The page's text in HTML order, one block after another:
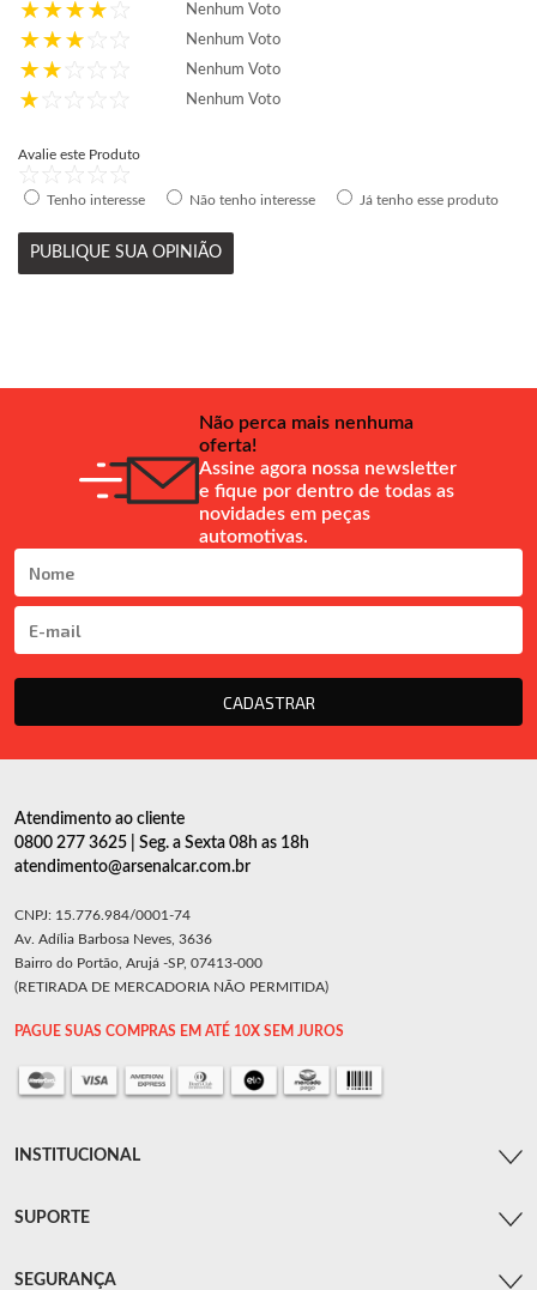
Nenhum Voto
Nenhum Voto
Nenhum Voto
Nenhum Voto
Avalie este Produto
Tenho interesse Não tenho interesse Já tenho esse produto
PUBLIQUE SUA OPINIÃO
Não perca mais nenhuma
oferta!
Assine agora nossa newsletter
e fique por dentro de todas as
novidades em peças
automotivas.
CADASTRAR
Atendimento ao cliente
0800 277 3625 | Seg. a Sexta 08h as 18h
atendimento@arsenalcar.com.br
CNPJ: 15.776.984/0001-74
Av. Adília Barbosa Neves, 3636
Bairro do Portão, Arujá -SP, 07413-000
(RETIRADA DE MERCADORIA NÃO PERMITIDA)
PAGUE SUAS COMPRAS EM ATÉ 10X SEM JUROS
INSTITUCIONAL
SUPORTE
SEGURANÇA